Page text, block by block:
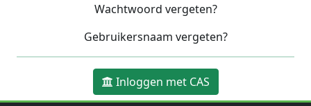
Wachtwoord vergeten?
Gebruikersnaam vergeten?
Inloggen met CAS